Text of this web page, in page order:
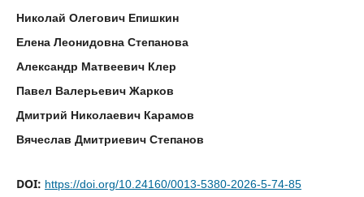
Николай Олегович Епишкин
Елена Леонидовна Степанова
Александр Матвеевич Клер
Павел Валерьевич Жарков
Дмитрий Николаевич Карамов
Вячеслав Дмитриевич Степанов
DOI: https://doi.org/10.24160/0013-5380-2026-5-74-85